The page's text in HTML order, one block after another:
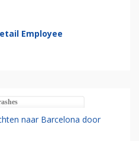
Employee
naar Barcelona door